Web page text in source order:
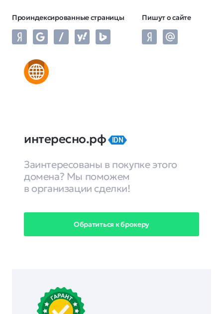
Проиндексированные страницы Пишут о сайте
интересно.рф IDN
Заинтересованы в покупке этого
домена? Мы поможем
в организации сделки!
Обратиться к брокеру